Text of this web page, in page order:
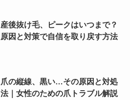
産後抜け毛、ピークはいつまで？
原因と対策で自信を取り戻す方法
爪の縦線、黒い…その原因と対処
法｜女性のための爪トラブル解説